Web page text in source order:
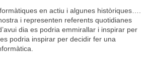
en actiu i algunes històriques….
i representen referents quotidianes
dia es podria emmirallar i inspirar per
podria inspirar per decidir fer una